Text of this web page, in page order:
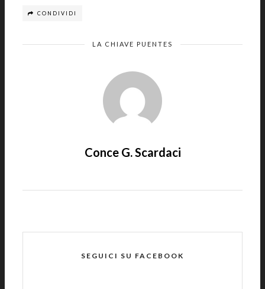
CONDIVIDI
LA CHIAVE PUENTES
Conce G. Scardaci
SEGUICI SU FACEBOOK